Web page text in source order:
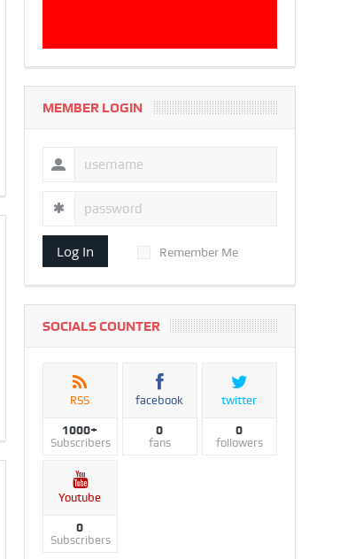
MEMBER LOGIN
Log In Remember Me
SOCIALS COUNTER
RSS
1000+
Subscribers
facebook
0
fans
twitter
0
followers
Youtube
0
Subscribers